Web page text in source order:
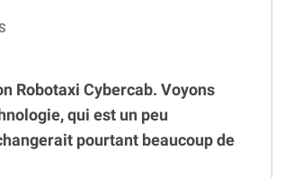
Robotaxi Cybercab. Voyons
qui est un peu
pourtant beaucoup de